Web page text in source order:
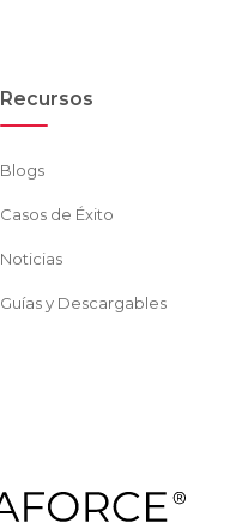
Recursos
Blogs
Casos de Éxito
Noticias
Guías y Descargables